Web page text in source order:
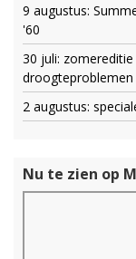
9 augustus:
'60
30 juli:
droogteproblemen
2 augustus:
Nu te zien op